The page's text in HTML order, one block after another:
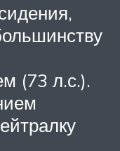
(73 л.с.).